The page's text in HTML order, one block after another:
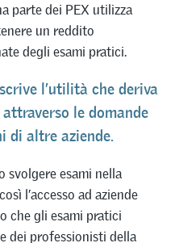
parte dei PEX utilizza
un reddito
degli esami pratici.
l’utilità che deriva
le domande
di altre aziende.
svolgere esami nella
l’accesso ad aziende
che gli esami pratici
dei professionisti della